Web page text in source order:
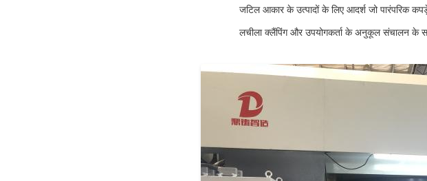
जटिल आकार के उत्पादों के लिए आदर्श जो पारंपरिक
लचीला क्लैंपिंग और उपयोगकर्ता के अनुकूल संचालन के